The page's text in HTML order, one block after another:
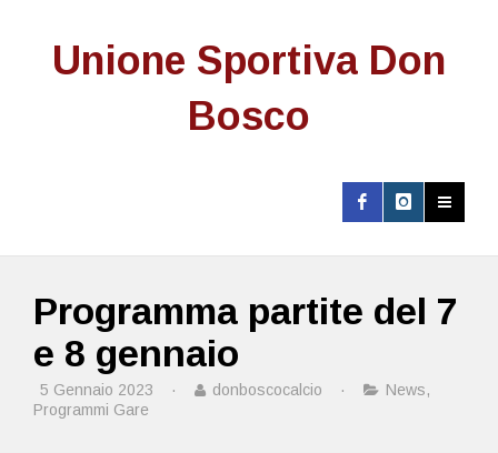
Unione Sportiva Don
Bosco
Programma partite del 7
e 8 gennaio
5 Gennaio 2023 · donboscocalcio · News,
Programmi Gare